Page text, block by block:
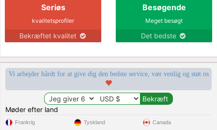
Seriøs
kvalitetsprofiler
Bekræftet kvalitet
Besøgende
Meget besøgt
Det bedste
Vi arbejder hårdt for at give dig den bedste service, vær venlig og støt os
Møder efter land
Frankrig Tyskland Canada